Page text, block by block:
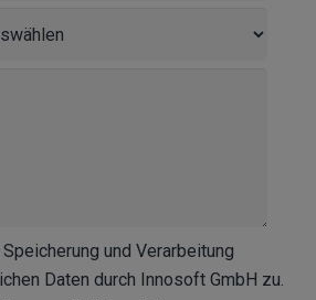
und Verarbeitung
Daten durch Innosoft GmbH zu.